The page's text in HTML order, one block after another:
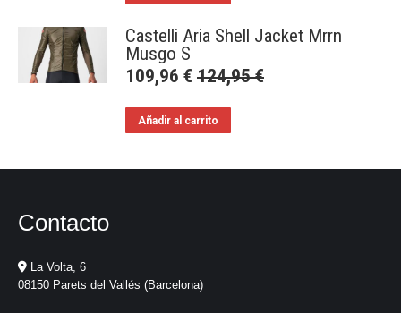
Castelli Aria Shell Jacket Mrrn
Musgo S
109,96 € 124,95€
Añadir al carrito
Contacto
La Volta, 6
08150 Parets del Vallés (Barcelona)